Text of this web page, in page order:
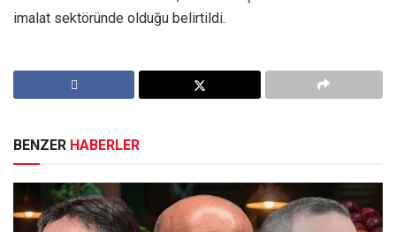
imalat sektöründe olduğu belirtildi.
BENZER HABERLER